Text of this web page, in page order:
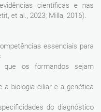
científicas e nas
et al., 2023; Milla, 2016).
essenciais para
os formandos sejam
biologia ciliar e a genética
do diagnóstico